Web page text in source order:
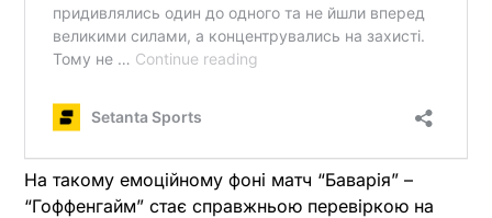
На такому емоційному фоні матч “Баварія” –
“Гоффенгайм” стає справжньою перевіркою на